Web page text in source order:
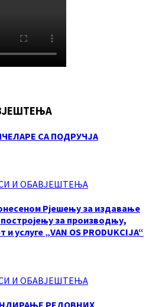
СА ПОДРУЧЈА
И ОБАВЈЕШТЕЊА
Рјешењу за издавање
за производњу,
услуге „VAN OS PRODUKCIJA“
И ОБАВЈЕШТЕЊА
РЕДОВНИХ